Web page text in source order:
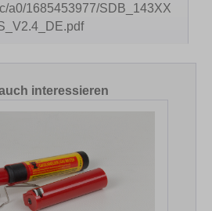
a0/1685453977/SDB_143XX
interessieren